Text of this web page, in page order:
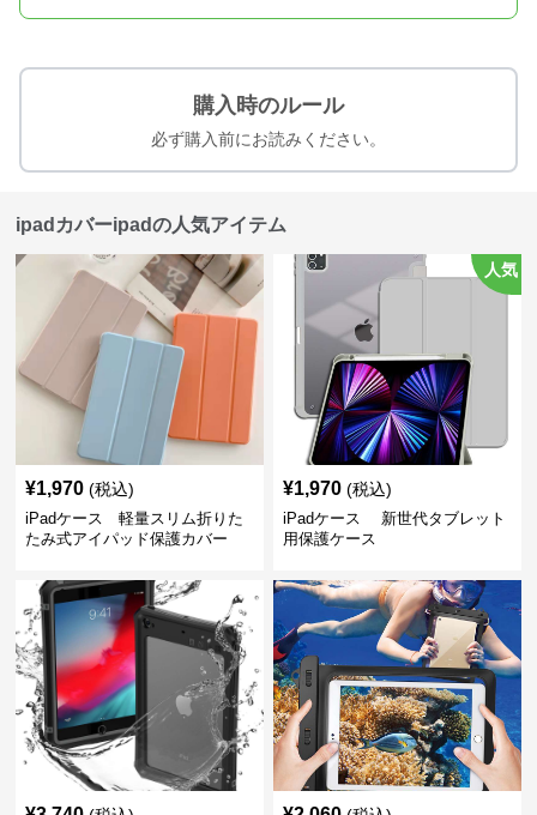
購入時のルール
必ず購入前にお読みください。
ipadカバーipadの人気アイテム
¥1,970 (税込)
iPadケース 軽量スリム折りた
たみ式アイパッド保護カバー
人気
¥1,970 (税込)
iPadケース 新世代タブレット
用保護ケース